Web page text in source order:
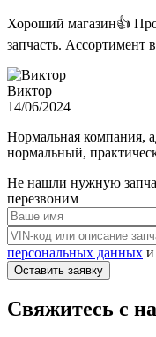
Хороший магазин👍
запчасть. Ассортимент
Виктор
14/06/2024
Нормальная компания,
нормальный,
Не нашли нужную
перезвоним
персональных данных и
Оставить заявку
Свяжитесь с